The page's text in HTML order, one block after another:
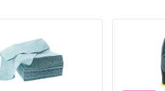
W